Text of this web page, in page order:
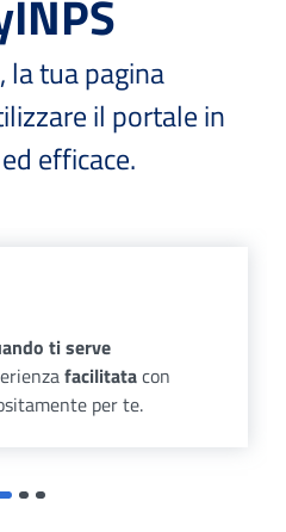
la tua pagina
il portale in
efficace.
ti serve
facilitatacon
per te.